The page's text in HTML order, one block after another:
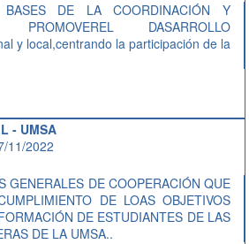
BASES DE LA COORDINACIÓN Y
DASARROLLO
y local,centrando la participación de la
- UMSA
11/2022
GENERALES DE COOPERACIÓN QUE
DE LOAS OBJETIVOS
DE ESTUDIANTES DE LAS
DE LA UMSA..